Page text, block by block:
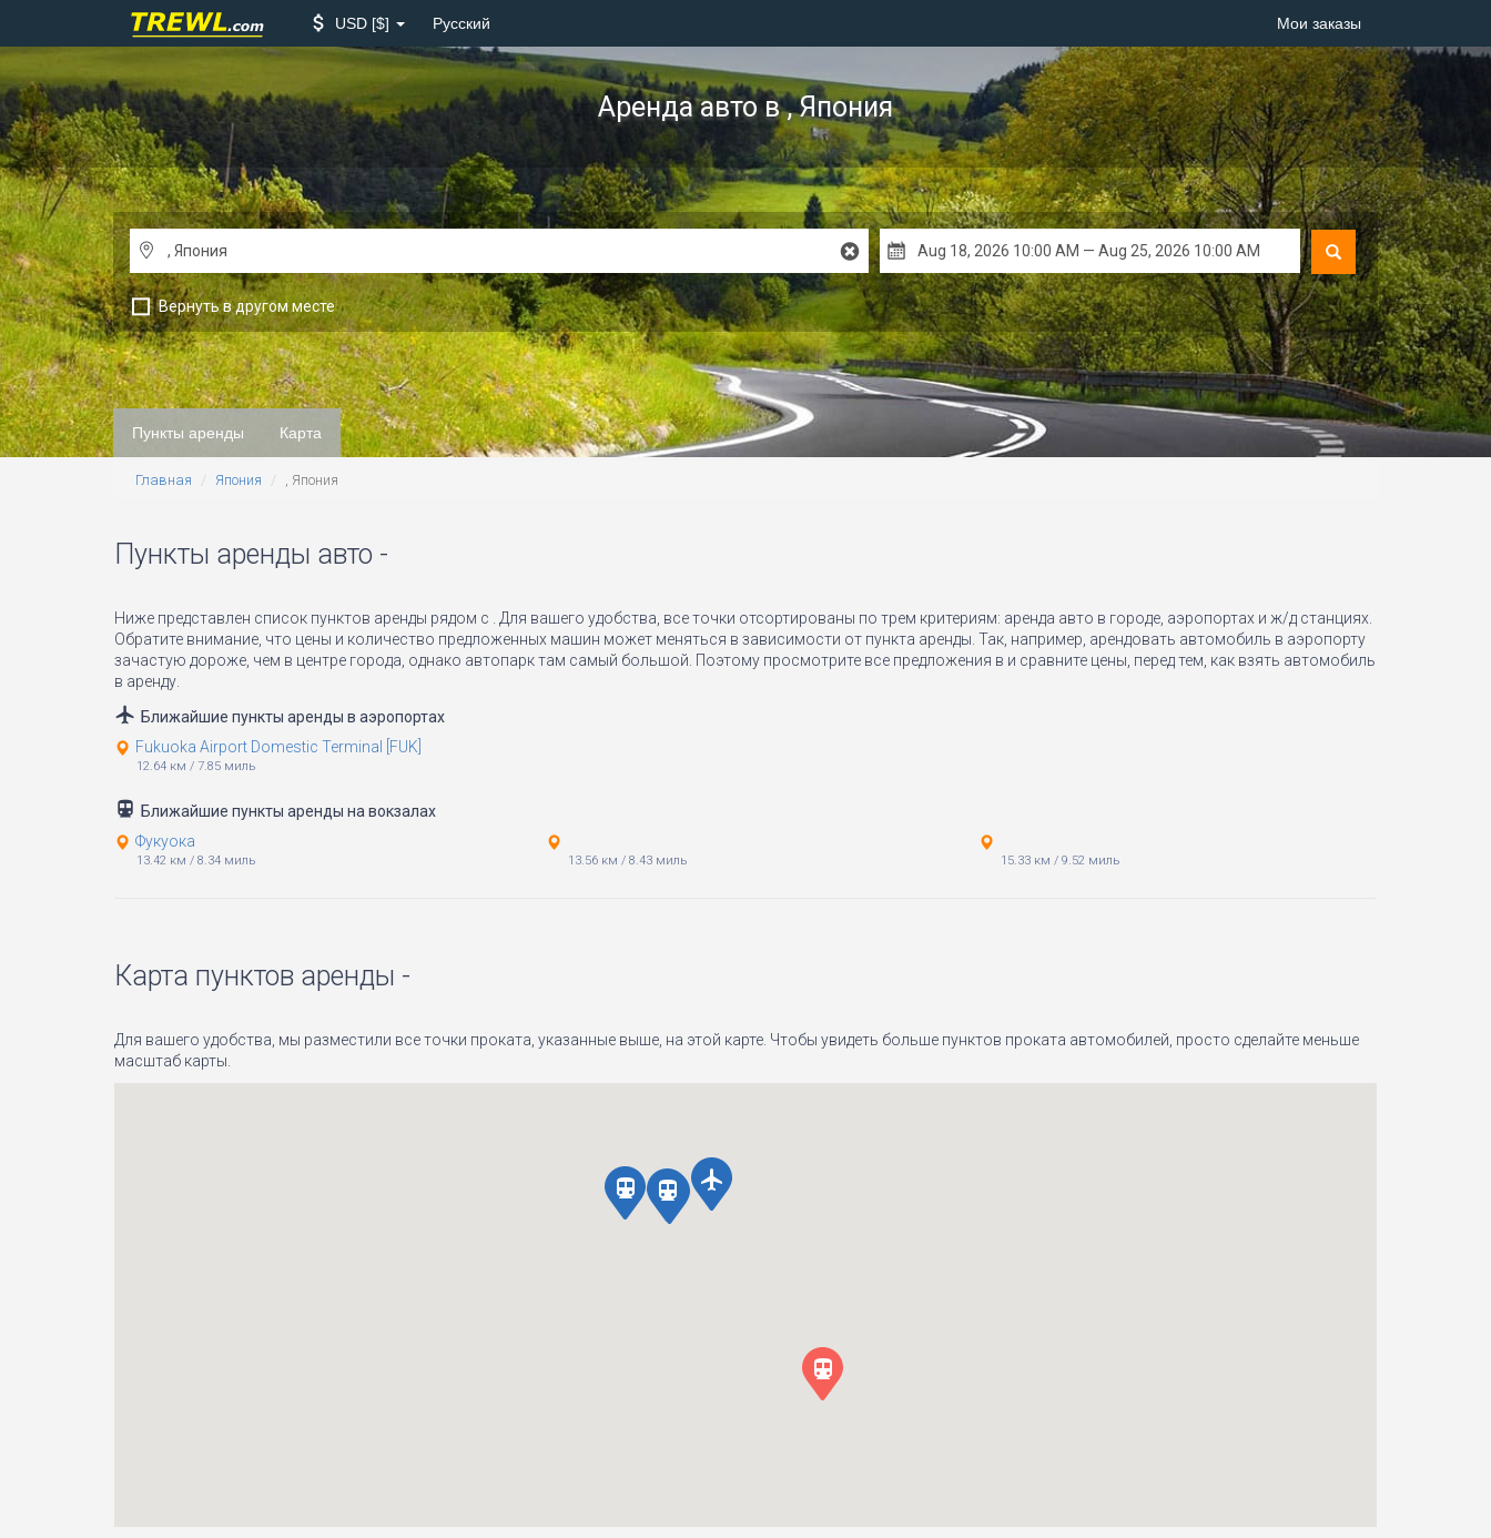
USD $ Русский Мои заказы
Аренда автов , Япония
Вернуть в другом месте
Пункты аренды Карта
Главная Япония , Япония
Пункты аренды авто -
Ниже представлен список пунктов аренды рядом с . Для вашего удобства, все точки отсортированы по трем критериям: аренда авто в городе, аэропортах и ж/д станциях.
Обратите внимание, что цены и количество предложенных машин может меняться в зависимости от пункта аренды. Так, например, арендовать автомобиль в аэропорту
зачастую дороже, чем в центре города, однако автопарк там самый большой. Поэтому просмотрите все предложения в и сравните цены, перед тем, как взять автомобиль
в аренду.
Ближайшие пункты аренды в аэропортах
Fukuoka Airport Domestic Terminal [FUK]
12.64 км / 7.85 миль
Ближайшие пункты аренды на вокзалах
Фукуока
13.42 км / 8.34 миль 13.56 км / 8.43 миль 15.33 км / 9.52 миль
Карта пунктов аренды -
Для вашего удобства, мы разместили все точки проката, указанные выше, на этой карте. Чтобы увидеть больше пунктов проката автомобилей, просто сделайте меньше
масштаб карты.
local_airport
directions_subway
directions_subway
directions_subway
directions_subway